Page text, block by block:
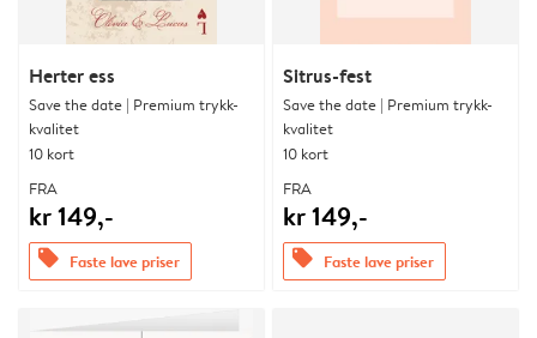
Herter ess
Save the date | Premium trykk-
kvalitet
10 kort
FRA
kr 149,-
offers Faste lave priser
Sitrus-fest
Save the date | Premium trykk-
kvalitet
10 kort
FRA
kr 149,-
offers Faste lave priser